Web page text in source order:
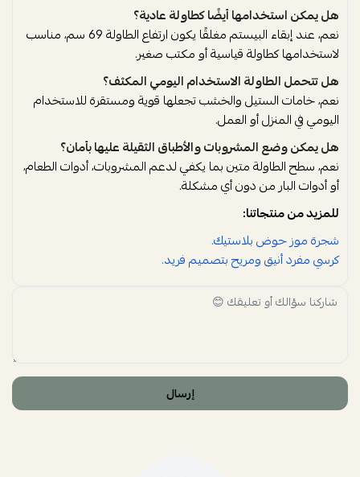
هل يمكن استخدامها أيضًا كطاولة عادية؟
نعم، عند إبقاء البيستم مغلقًا يكون ارتفاع الطاولة 69 سم، مناسب
لاستخدامها كطاولة قياسية أو مكتب صغير.
هل تتحمل الطاولة الاستخدام اليومي المكثف؟
نعم، خامات الستيل والخشب تجعلها قوية ومستقرة للاستخدام
اليومي في المنزل أو العمل.
هل يمكن وضع المشروبات والأطباق الثقيلة عليها بأمان؟
نعم، سطح الطاولة متين بما يكفي لدعم المشروبات، أدوات الطعام،
أو أدوات البار من دون أي مشكلة.
للمزيد من منتجاتنا:
شجرة موز حوض بلاستيك.
كرسي مفرد أنيق ومريح بتصميم فريد.
إرسال